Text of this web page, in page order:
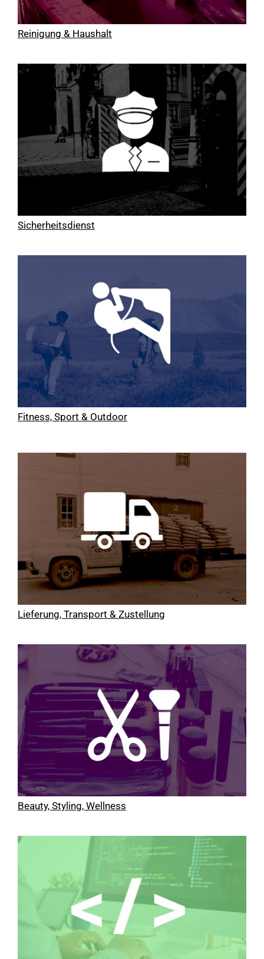
Reinigung & Haushalt
Sicherheitsdienst
Fitness, Sport & Outdoor
Lieferung, Transport & Zustellung
Beauty, Styling, Wellness